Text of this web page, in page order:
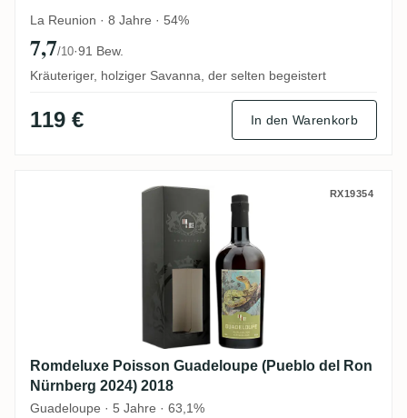
La Reunion · 8 Jahre · 54%
7,7/10·91 Bew.
Kräuteriger, holziger Savanna, der selten begeistert
119 € In den Warenkorb
Romdeluxe Poisson Guadeloupe (Pueblo
RX19354
Romdeluxe Poisson Guadeloupe (Pueblo del Ron
Nürnberg 2024) 2018
Guadeloupe · 5 Jahre · 63,1%